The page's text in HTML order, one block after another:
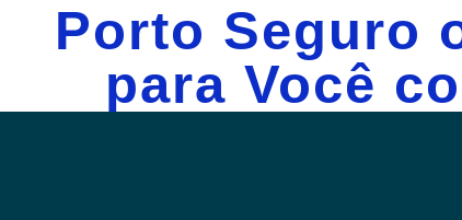
Porto Seguro
para Você